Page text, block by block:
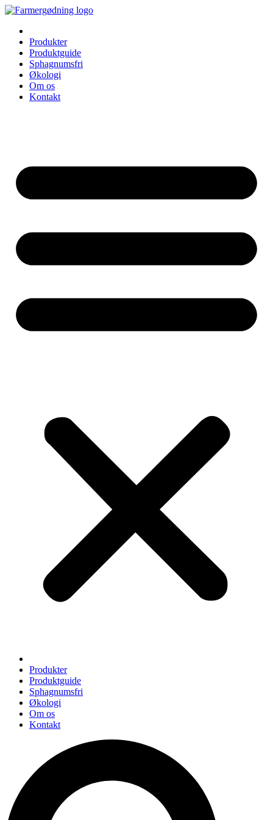
Videre
indhold
Produkter
Produktguide
Sphagnumsfri
Økologi
Om os
Kontakt
Produkter
Produktguide
Sphagnumsfri
Økologi
Om os
Kontakt